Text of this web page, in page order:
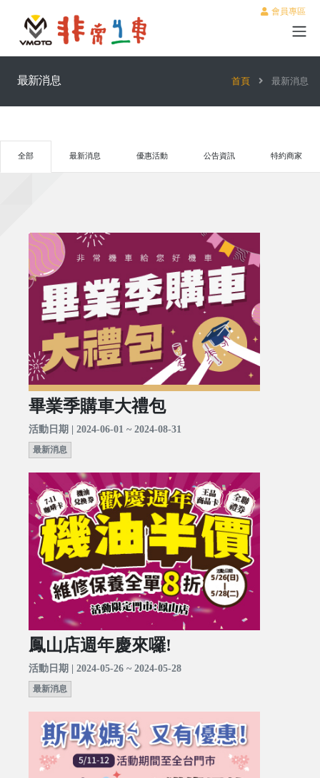
會員專區
最新消息 首頁 最新消息
全部 最新消息 優惠活動 公告資訊 特約商家
畢業季購車大禮包
活動日期 | 2024-06-01 ~ 2024-08-31
最新消息
鳳山店週年慶來囉!
活動日期 | 2024-05-26 ~ 2024-05-28
最新消息